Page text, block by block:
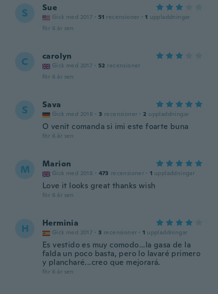
S Sue
Gick med 2017 · 51 recensioner · 1 uppladdningar
för 6 år sen
C carolyn
Gick med 2017 · 52 recensioner
för 6 år sen
S Sava
Gick med 2018 · 3 recensioner · 2 uppladdningar
O venit comanda si imi este foarte buna
för 6 år sen
M Marion
Gick med 2018 · 473 recensioner · 1 uppladdningar
Love it looks great thanks wish
för 6 år sen
H Herminia
Gick med 2017 · 3 recensioner · 1 uppladdningar
Es vestido es muy comodo...la gasa de la
falda un poco basta, pero lo lavaré primero
y plancharé...creo que mejorará.
för 6 år sen